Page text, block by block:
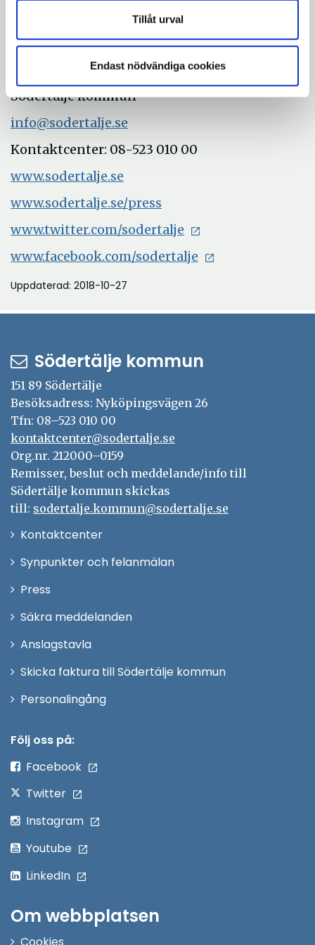
Tillåt urval
Endast nödvändiga cookies
Helene Andersson, pressekreterare, 08-523
066 03,helene.p.andersson@sodertalje.se
Med vänliga hälsningar
Södertälje kommun
info@sodertalje.se
Kontaktcenter: 08-523 010 00
www.sodertalje.se
www.sodertalje.se/press
www.twitter.com/sodertalje
www.facebook.com/sodertalje
Uppdaterad: 2018-10-27
Södertälje kommun
151 89 Södertälje
Besöksadress: Nyköpingsvägen 26
Tfn: 08–523 010 00
kontaktcenter@sodertalje.se
Org.nr. 212000–0159
Remisser, beslut och meddelande/info till
Södertälje kommun skickas
till: sodertalje.kommun@sodertalje.se
KontaktcenterÖppna
Synpunkter och felanmälan
Press
fönster
Säkra meddelanden
Anslagstavla
Skicka faktura till Södertälje kommun
PersonalingångÖppna
Följ oss på:
Facebook
Twitter
Instagram
Youtube
LinkedIn
Om webbplatsen